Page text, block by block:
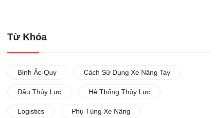
Từ Khóa
Bình Ắc-Quy Cách Sử Dụng Xe Nâng Tay
Dầu Thủy Lực Hệ Thống Thủy Lực
Logistics Phụ Tùng Xe Nâng